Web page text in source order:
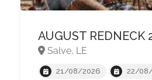
AUGUST REDNECK
Salve, LE
21/08/2026 22/